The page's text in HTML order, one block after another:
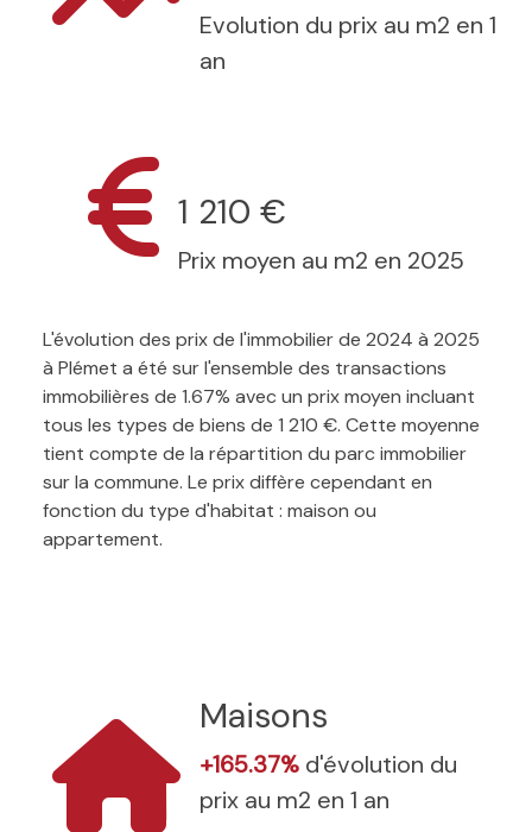
Evolution du prix au m2 en 1
an
1 210 €
Prix moyen au m2 en 2025
L'évolution des prix de l'immobilier de 2024 à 2025
à Plémet a été sur l'ensemble des transactions
immobilières de 1.67% avec un prix moyen incluant
tous les types de biens de 1 210 €. Cette moyenne
tient compte de la répartition du parc immobilier
sur la commune. Le prix diffère cependant en
fonction du type d'habitat : maison ou
appartement.
Maisons
+165.37% d'évolution du
prix au m2 en 1 an